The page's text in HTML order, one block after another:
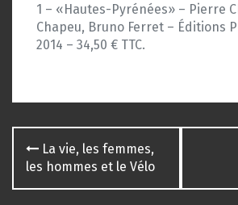
1 – «Hautes-Pyrénées» – Pierre
Chapeu, Bruno Ferret – Éditions
2014 – 34,50 € TTC.
Navigation
des
articles
La vie, les femmes,
les hommes et le Vélo